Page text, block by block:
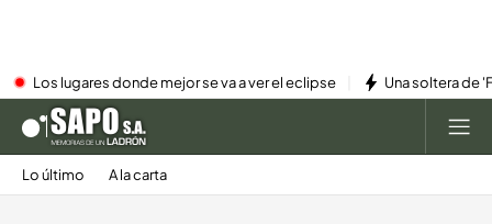
Los lugares donde mejor se va a ver el eclipse Una soltera de
Lo último A la carta